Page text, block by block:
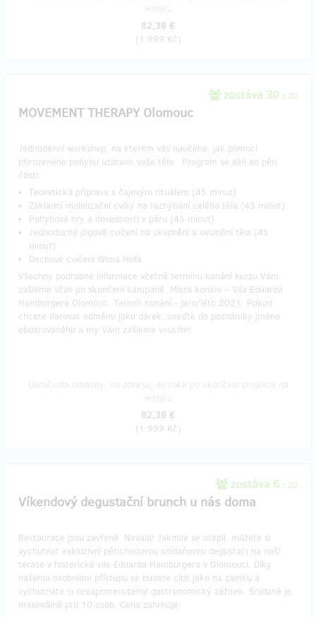
82,38 €
(1 999 Kč)
zostáva 30 z 30
MOVEMENT THERAPY Olomouc
Jednodenní workshop, na kterém vás naučíme, jak pomocí
přirozeného pohybu uzdravit vaše tělo. Program se dělí do pěti
části:
Teoretická příprava s čajovým rituálem (45 minut)
Základní mobilizační cviky na rozhýbání celého těla (45 minut)
Pohybové hry a dovednosti v páru (45 minut)
Jednoduché jógové cvičení na uklidnění a uvolnění těla (45
minut)
Dechové cvičení Wima Hofa
Všechny podrobné informace včetně termínu konání kurzu Vám
zašleme včas po skončení kampaně. Místo konání – Vila Eduarda
Hamburgera Olomouc. Termín konání - jaro/léto 2021. Pokud
chcete darovat odměnu jako dárek, uveďte do poznámky jméno
obdarovaného a my Vám zašleme voucher.
82,38 €
(1 999 Kč)
zostáva 6 z 20
Víkendový degustační brunch u nás doma
Restaurace jsou zavřené. Nevadí! Jakmile se oteplí, můžete si
vychutnat exkluzivní pětichodovou snídaňovou degustaci na naší
terase v historické vile Eduarda Hamburgera v Olomouci. Díky
našemu osobnímu přístupu se budete cítít jako na zámku a
vychutnáte si nezapomenutelný gastronomický zážitek. Snídaně je
maximálně pro 10 osob. Cena zahrnuje: